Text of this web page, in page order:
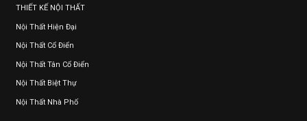
THIẾT KẾ NỘI THẤT
Nội Thất Hiện Đại
Nội Thất Cổ Điển
Nội Thất Tân Cổ Điển
Nội Thất Biệt Thự
Nội Thất Nhà Phố